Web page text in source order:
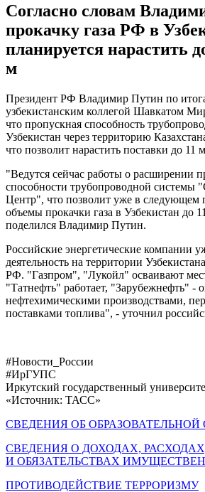
Согласно словам
прокачку газа РФ в
планируется нарастить
м
Президент РФ Владимир Путин по
узбекистанским коллегой Шавкатом
что пропускная способность
Узбекистан через территорию
что позволит нарастить поставки до 11
"Ведутся сейчас работы о расширении
способности трубопроводной системы
Центр", что позволит уже в следующем
объемы прокачки газа в Узбекистан до
поделился Владимир Путин.
Российские энергетические компании
деятельность на территории
РФ. "Газпром", "Лукойл" осваивают
"Татнефть" работает, "Зарубежнефть" -
нефтехимическими производствами,
поставками топлива", - уточнил
#Новости_России
#ИрГУПС
Иркутский государственный
«Источник: ТАСС»
СВЕДЕНИЯ ОБ ОБРАЗОВАТЕЛЬНОЙ
СВЕДЕНИЯ О ДОХОДАХ,
И ОБЯЗАТЕЛЬСТВАХ
ПРОТИВОДЕЙСТВИЕ ТЕРРОРИЗМУ